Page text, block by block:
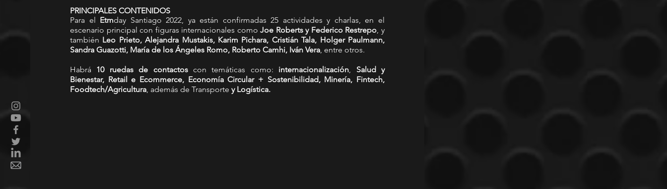
PRINCIPALES CONTENIDOS
Para el Etmday Santiago 2022, ya están confirmadas 25 actividades y charlas, en el
escenario principal con figuras internacionales como Joe Roberts y Federico Restrepo , y
también Leo Prieto, Alejandra Mustakis, Karim Pichara, Cristián Tala, Holger Paulmann,
Sandra Guazotti, María de los Ángeles Romo, Roberto Camhi, Iván Vera , entre otros.
Habrá 10 ruedas de contactos con temáticas como: internacionalización
Salud y
Bienestar, Retail e Ecommerce, Economía Circular + Sostenibilidad, Minería, Fintech,
Foodtech/Agricultura , además de Transporte y Logística.